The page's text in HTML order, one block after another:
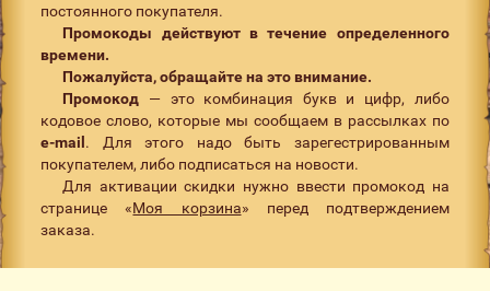
постоянного покупателя.
Промокоды действуют в течение определенного
времени.
Пожалуйста, обращайте на это внимание.
Промокод — это комбинация букв и цифр, либо
кодовое слово, которые мы сообщаем в рассылках по
e-mail . Для этого надо быть зарегестрированным
покупателем, либо подписаться на новости.
Для активации скидки нужно ввести промокод на
странице «Моя корзина» перед подтверждением
заказа.